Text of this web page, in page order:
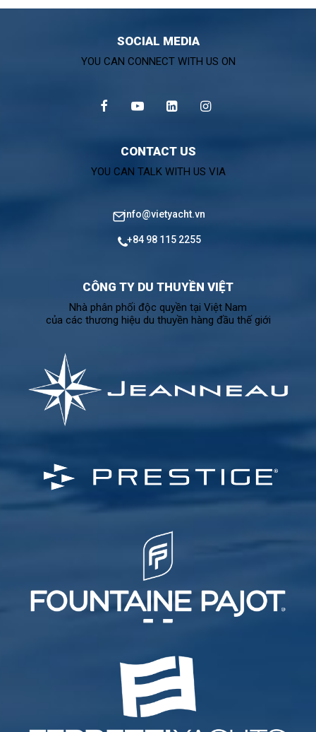
SOCIAL MEDIA
YOU CAN CONNECT WITH US ON
CONTACT US
YOU CAN TALK WITH US VIA
info@vietyacht.vn
+84 98 115 2255
CÔNG TY DU THUYỀN VIỆT
Nhà phân phối độc quyền tại Việt Nam
của các thương hiệu du thuyền hàng đầu thế giới